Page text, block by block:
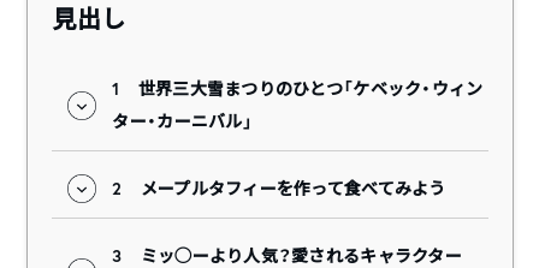
見出し
1
世界三大雪まつりのひとつ「ケベック・ウィン
ター・カーニバル」
2 メープルタフィーを作って食べてみよう
3
ミッ◯ーより人気？愛されるキャラクター